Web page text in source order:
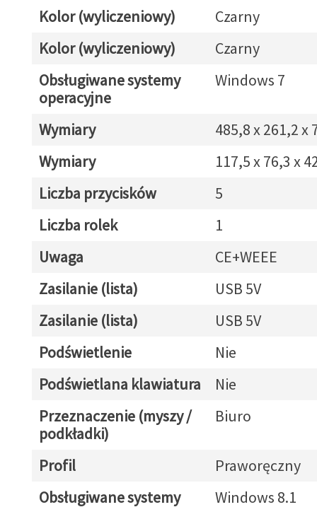
Kolor (wyliczeniowy)
Czarny
Kolor (wyliczeniowy)
Czarny
Obsługiwane systemy
operacyjne
Windows 7
Wymiary
485,8 x 261,2 x
Wymiary
117,5 x 76,3 x
Liczba przycisków
5
Liczba rolek
1
Uwaga
CE+WEEE
Zasilanie (lista)
USB 5V
Zasilanie (lista)
USB 5V
Podświetlenie
Nie
Podświetlana klawiatura
Nie
Przeznaczenie (myszy /
podkładki)
Biuro
Profil
Praworęczny
Obsługiwane systemy
Windows 8.1